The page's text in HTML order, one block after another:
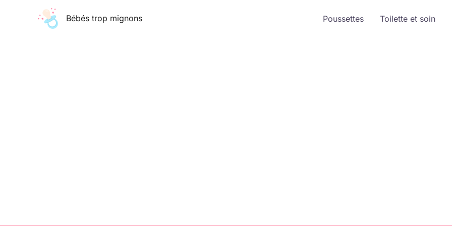
Bébés trop mignons Poussettes Toilette et soin